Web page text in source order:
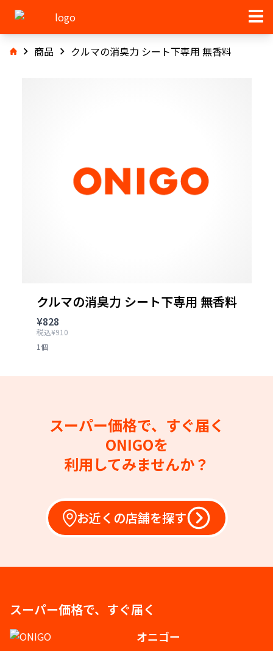
商品 クルマの消臭力 シート下専用 無香料
クルマの消臭力 シート下専用 無香料
¥828
税込¥910
1個
スーパー価格で、すぐ届く
ONIGOを
利用してみませんか？
お近くの店舗を探す
スーパー価格で、すぐ届く
オニゴー